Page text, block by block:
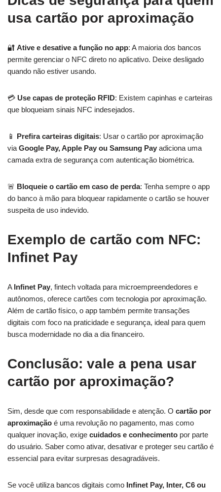
usa cartão por aproximação
🔐 Ative e desative a função no app: A maioria dos bancos
permite gerenciar o NFC direto no aplicativo. Deixe desligado
quando não estiver usando.
💳 Use capas de proteção RFID: Existem capinhas e carteiras
que bloqueiam sinais NFC indesejados.
📱 Prefira carteiras digitais: Usar o cartão por aproximação
via Google Pay, Apple Pay ou Samsung Pay adiciona uma
camada extra de segurança com autenticação biométrica.
🚨 Bloqueie o cartão em caso de perda: Tenha sempre o app
do banco à mão para bloquear rapidamente o cartão se houver
suspeita de uso indevido.
Exemplo de cartão com NFC:
Infinet Pay
A Infinet Pay, fintech voltada para microempreendedores e
autônomos, oferece cartões com tecnologia por aproximação.
Além de cartão físico, o app também permite transações
digitais com foco na praticidade e segurança, ideal para quem
busca modernidade no dia a dia financeiro.
Conclusão: vale a pena usar
cartão por aproximação?
Sim, desde que com responsabilidade e atenção. O cartão por
aproximação é uma revolução no pagamento, mas como
qualquer inovação, exige cuidados e conhecimento por parte
do usuário. Saber como ativar, desativar e proteger seu cartão é
essencial para evitar surpresas desagradáveis.
Se você utiliza bancos digitais como Infinet Pay, Inter, C6 ou